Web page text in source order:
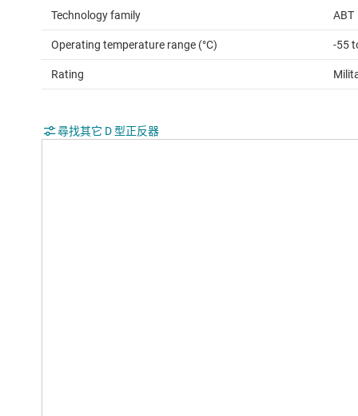
Technology family ABT
Operating temperature range (°C) -55
Rating
尋找其它 D 型正反器